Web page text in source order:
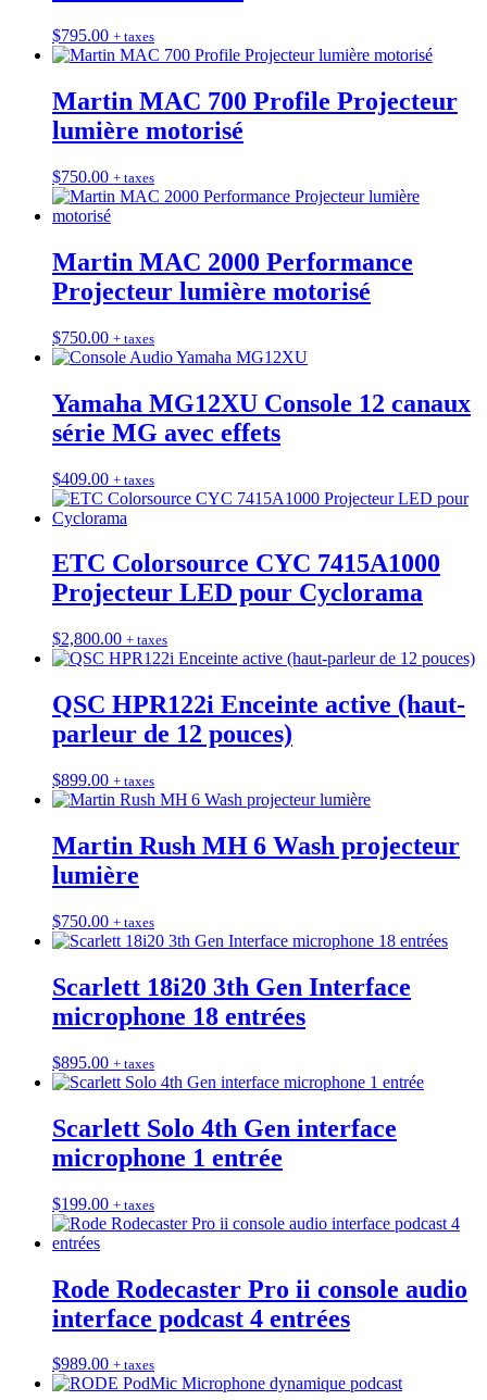
$795.00 + taxes
Martin MAC 700 Profile Projecteur
lumière motorisé
$750.00 + taxes
Martin MAC 2000 Performance
Projecteur lumière motorisé
$750.00 + taxes
Yamaha MG12XU Console 12 canaux
série MG avec effets
$409.00 + taxes
ETC Colorsource CYC 7415A1000
Projecteur LED pour Cyclorama
$2,800.00 + taxes
QSC HPR122i Enceinte active (haut-
parleur de 12 pouces)
$899.00 + taxes
Martin Rush MH 6 Wash projecteur
lumière
$750.00 + taxes
Scarlett 18i20 3th Gen Interface
microphone 18 entrées
$895.00 + taxes
Scarlett Solo 4th Gen interface
microphone 1 entrée
$199.00 + taxes
Rode Rodecaster Pro ii console audio
interface podcast 4 entrées
$989.00 + taxes